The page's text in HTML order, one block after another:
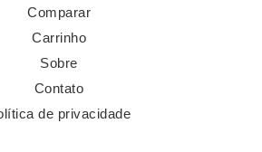
Comparar
Carrinho
Sobre
Contato
de privacidade